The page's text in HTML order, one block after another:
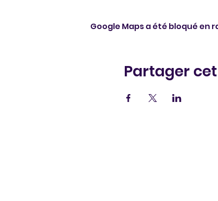
Google Maps a été bloqué en
Partager